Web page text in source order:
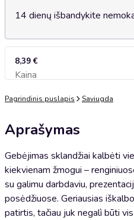
14 dienų išbandykite
8,39 €
Kaina Įsidėti į
Pagrindinis puslapis Saviugda
Aprašymas
Gebėjimas sklandžiai kalbėti
kiekvienam žmogui –
su galimu darbdaviu,
posėdžiuose. Geriausias
patirtis, tačiau juk negalì būti